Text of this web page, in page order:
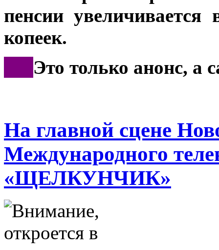
пенсии
копеек.
Это только анонс, а
На главной сцене
Международного
«ЩЕЛКУНЧИК»